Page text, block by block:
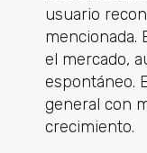
usuario
mencionada.
el mercado,
espontáneo.
general con
crecimiento.